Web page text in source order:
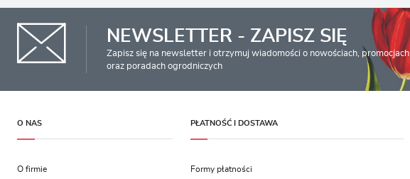
NEWSLETTER - ZAPISZ SIĘ
Zapisz się na newsletter i otrzymuj wiadomości o nowościach, promocjach
oraz poradach ogrodniczych
O NAS
O firmie
PŁATNOŚĆ I DOSTAWA
Formy płatności